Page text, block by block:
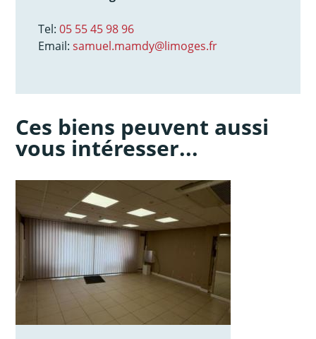
Tel:05 55 45 98 96
Email:samuel.mamdy@limoges.fr
Ces biens peuvent aussi
vous intéresser...